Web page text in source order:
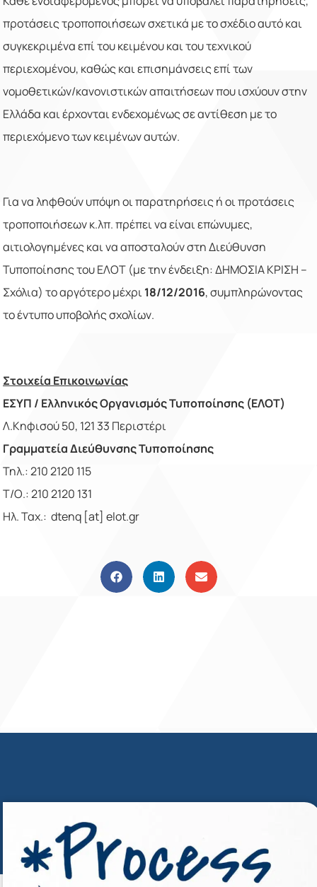
προτάσεις τροποποιήσεων σχετικά με το σχέδιο αυτό και
συγκεκριμένα επί του κειμένου και του τεχνικού
περιεχομένου, καθώς και επισημάνσεις επί των
νομοθετικών/κανονιστικών απαιτήσεων που ισχύουν στην
Ελλάδα και έρχονται ενδεχομένως σε αντίθεση με το
περιεχόμενο των κειμένων αυτών.
Για να ληφθούν υπόψη οι παρατηρήσεις ή οι προτάσεις
τροποποιήσεων κ.λπ. πρέπει να είναι επώνυμες,
αιτιολογημένες και να αποσταλούν στη Διεύθυνση
Τυποποίησης του ΕΛΟΤ (με την ένδειξη: ΔΗΜΟΣΙΑ ΚΡΙΣΗ –
Σχόλια) το αργότερο μέχρι 18/12/2016, συμπληρώνοντας
το έντυπο υποβολής σχολίων.
Στοιχεία Επικοινωνίας
ΕΣΥΠ / Ελληνικός Οργανισμός Τυποποίησης (ΕΛΟΤ)
Λ.Κηφισού 50, 121 33 Περιστέρι
Γραμματεία Διεύθυνσης Τυποποίησης
Τηλ.: 210 2120 115
Τ/Ο.: 210 2120 131
Ηλ. Ταχ.: dtenq [at] elot.gr